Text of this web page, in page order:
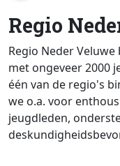
Regio
Regio Neder
met ongeveer 2000
één van de regio's
we o.a. voor
jeugdleden,